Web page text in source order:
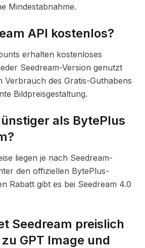
Mindestabnahme.
API kostenlos?
erhalten kostenloses
Seedream-Version genutzt
Verbrauch des Gratis-Guthabens
Bildpreisgestaltung.
als BytePlus
liegen je nach Seedream-
den offiziellen BytePlus-
Rabatt gibt es bei Seedream 4.0
Seedream preislich
GPT Image und